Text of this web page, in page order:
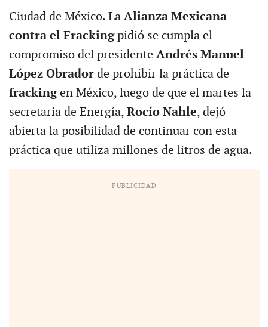
Ciudad de México. La Alianza Mexicana
contra el Frackingpidió se cumpla el
compromiso del presidente Andrés Manuel
López Obradorde prohibir la práctica de
frackingen México, luego de que el martes la
secretaria de Energía, Rocío Nahle, dejó
abierta la posibilidad de continuar con esta
práctica que utiliza millones de litros de agua.
PUBLICIDAD